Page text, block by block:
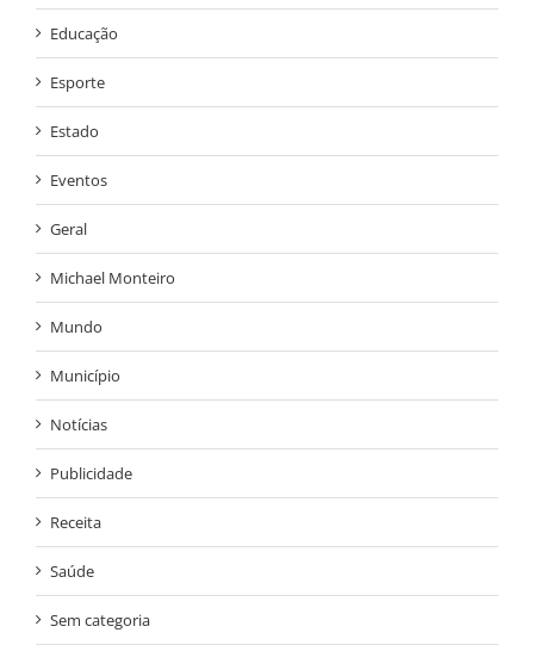
Educação
Esporte
Estado
Eventos
Geral
Michael Monteiro
Mundo
Município
Notícias
Publicidade
Receita
Saúde
Sem categoria